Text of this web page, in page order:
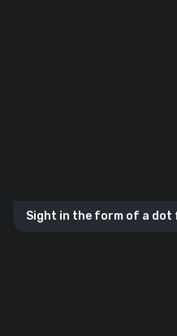
Sight in the form of a dot